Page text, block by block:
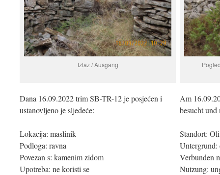
Izlaz / Ausgang
Dana 16.09.2022 trim SB-TR-12 je posjećen i
ustanovljeno je sljedeće:
Lokacija: maslinik
Podloga: ravna
Povezan s: kamenim zidom
Upotreba: ne koristi se
Am
besucht und
Standort:
Untergrund:
Verbunden
Nutzung: